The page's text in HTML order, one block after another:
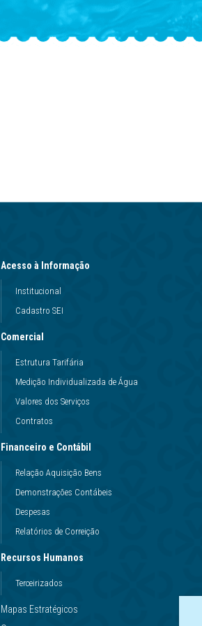
Acesso à Informação
Institucional
Cadastro SEI
Comercial
Estrutura Tarifária
Medição Individualizada de Água
Valores dos Serviços
Contratos
Financeiro e Contábil
Relação Aquisição Bens
Demonstrações Contábeis
Despesas
Relatórios de Correição
Recursos Humanos
Terceirizados
Mapas Estratégicos